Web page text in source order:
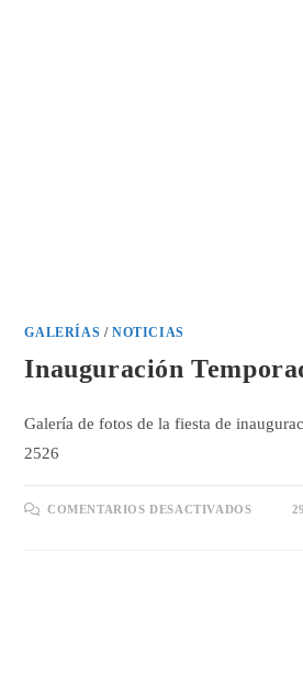
GALERÍAS /NOTICIAS
Inauguración
Galería de fotos de la fiesta de
2526
COMENTARIOS DESACTIVADOSEN